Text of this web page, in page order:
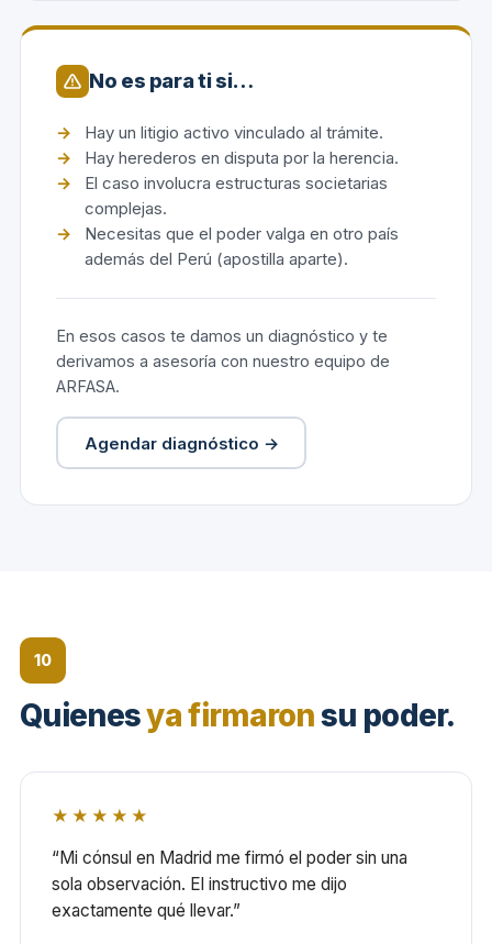
No es para ti si…
Hay un litigio activo vinculado al trámite.
Hay herederos en disputa por la herencia.
El caso involucra estructuras societarias
complejas.
Necesitas que el poder valga en otro país
además del Perú (apostilla aparte).
En esos casos te damos un diagnóstico y te
derivamos a asesoría con nuestro equipo de
ARFASA.
Agendar diagnóstico →
10
Quienesya firmaronsu poder.
★★★★★
“Mi cónsul en Madrid me firmó el poder sin una
sola observación. El instructivo me dijo
exactamente qué llevar.”